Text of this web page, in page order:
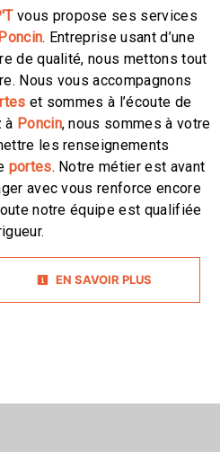
vous propose ses services
Poncin. Entreprise usant d’une
de qualité, nous mettons tout
Nous vous accompagnons
et sommes à l’écoute de
à Poncin, nous sommes à votre
les renseignements
portes. Notre métier est avant
avec vous renforce encore
notre équipe est qualifiée
EN SAVOIR PLUS